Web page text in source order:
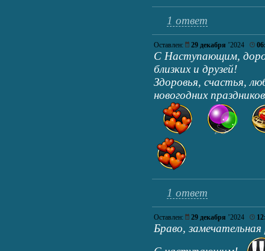
1 ответ
Оставлен: 29 декабря ’2024
С Наступающим,
близких и друзей!
Здоровья, счастья,
новогодних
1 ответ
Оставлен: 29 декабря ’2024
Браво,